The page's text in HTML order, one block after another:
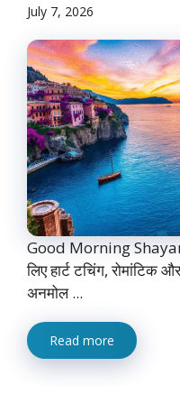
July 7, 2026
Good Morning
लिए हार्ट टचिंग, रोमांटिक
अनमोल ...
Read more